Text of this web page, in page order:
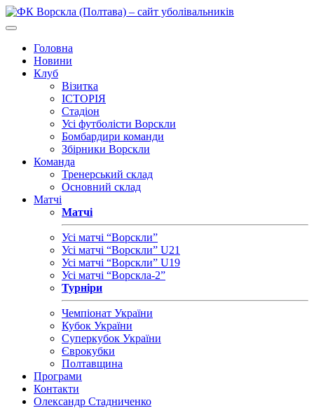
Головна
Новини
Клуб
Візитка
ІСТОРІЯ
Стадіон
Усі футболісти Ворскли
Бомбардири команди
Збірники Ворскли
Команда
Тренерський склад
Основний склад
Матчі
Матчі
Усі матчі “Ворскли”
Усі матчі “Ворскли” U21
Усі матчі “Ворскли” U19
Усі матчі “Ворскла-2”
Турніри
Чемпіонат України
Кубок України
Суперкубок України
Єврокубки
Полтавщина
Програми
Контакти
Олександр Стадниченко